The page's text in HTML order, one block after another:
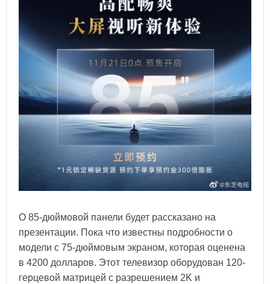
О 85-дюймовой панели будет рассказано на
презентации. Пока что известны подробности о
модели с 75-дюймовым экраном, которая оценена
в 4200 долларов. Этот телевизор оборудован 120-
герцевой матрицей с разрешением 2K и